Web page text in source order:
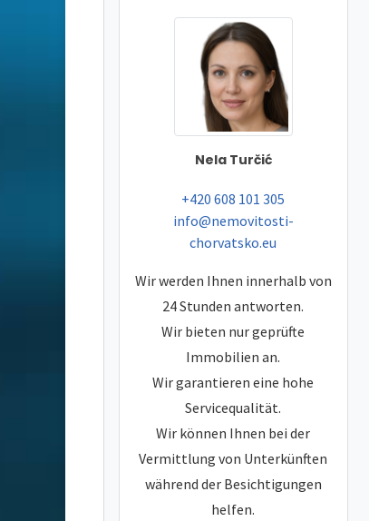
Nela Turčić
tel:
+420 608 101 305
e-mail:
info@nemovitosti-
chorvatsko.eu
Wir werden Ihnen innerhalb von
24 Stunden antworten.
Wir bieten nur geprüfte
Immobilien an.
Wir garantieren eine hohe
Servicequalität.
Wir können Ihnen bei der
Vermittlung von Unterkünften
während der Besichtigungen
helfen.